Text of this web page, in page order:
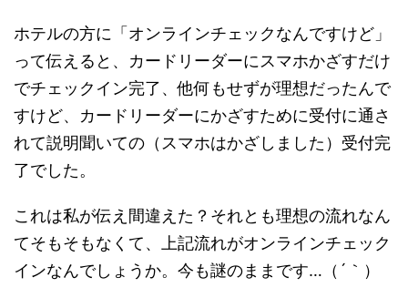
ホテルの方に「オンラインチェックなんですけど」
って伝えると、カードリーダーにスマホかざすだけ
でチェックイン完了、他何もせずが理想だったんで
すけど、カードリーダーにかざすために受付に通さ
れて説明聞いての（スマホはかざしました）受付完
了でした。
これは私が伝え間違えた？それとも理想の流れなん
てそもそもなくて、上記流れがオンラインチェック
インなんでしょうか。今も謎のままです…（´｀）